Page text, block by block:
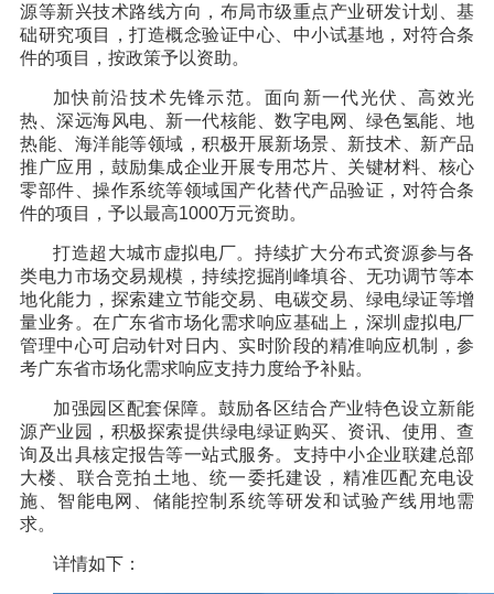
源等新兴技术路线方向，布局市级重点产业研发计划、基
础研究项目，打造概念验证中心、中小试基地，对符合条
件的项目，按政策予以资助。
加快前沿技术先锋示范。面向新一代光伏、高效光
热、深远海风电、新一代核能、数字电网、绿色氢能、地
热能、海洋能等领域，积极开展新场景、新技术、新产品
推广应用，鼓励集成企业开展专用芯片、关键材料、核心
零部件、操作系统等领域国产化替代产品验证，对符合条
件的项目，予以最高1000万元资助。
打造超大城市虚拟电厂。持续扩大分布式资源参与各
类电力市场交易规模，持续挖掘削峰填谷、无功调节等本
地化能力，探索建立节能交易、电碳交易、绿电绿证等增
量业务。在广东省市场化需求响应基础上，深圳虚拟电厂
管理中心可启动针对日内、实时阶段的精准响应机制，参
考广东省市场化需求响应支持力度给予补贴。
加强园区配套保障。鼓励各区结合产业特色设立新能
源产业园，积极探索提供绿电绿证购买、资讯、使用、查
询及出具核定报告等一站式服务。支持中小企业联建总部
大楼、联合竞拍土地、统一委托建设，精准匹配充电设
施、智能电网、储能控制系统等研发和试验产线用地需
求。
详情如下：